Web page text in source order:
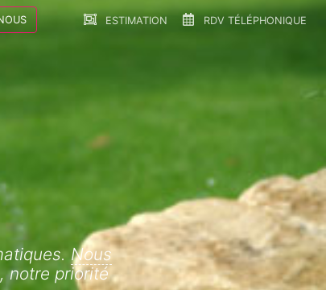
ESTIMATION RDV TÉLÉPHONIQUE
Nous
notre priorité